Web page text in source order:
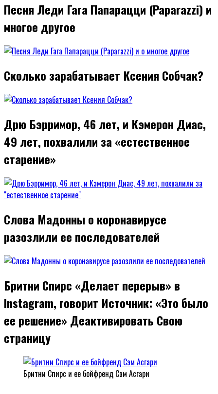
Песня Леди Гага Папарацци (Paparazzi) и
многое другое
Сколько зарабатывает Ксения Собчак?
Дрю Бэрримор, 46 лет, и Кэмерон Диас,
49 лет, похвалили за «естественное
старение»
Слова Мадонны о коронавирусе
разозлили ее последователей
Бритни Спирс «Делает перерыв» в
Instagram, говорит Источник: «Это было
ее решение» Деактивировать Свою
страницу
Бритни Спирс и ее бойфренд Сэм Асгари